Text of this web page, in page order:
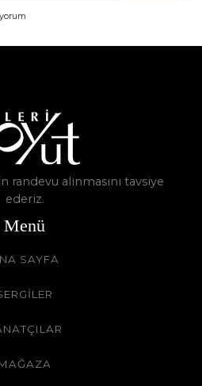
alınmasını tavsiye
ederiz.
Menü
SAYFA